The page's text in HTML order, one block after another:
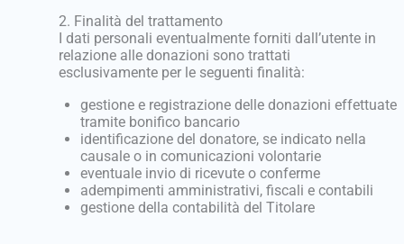
2. Finalità del trattamento
I dati personali eventualmente forniti dall’utente in
relazione alle donazioni sono trattati
esclusivamente per le seguenti finalità:
gestione e registrazione delle donazioni effettuate
tramite bonifico bancario
identificazione del donatore, se indicato nella
causale o in comunicazioni volontarie
eventuale invio di ricevute o conferme
adempimenti amministrativi, fiscali e contabili
gestione della contabilità del Titolare